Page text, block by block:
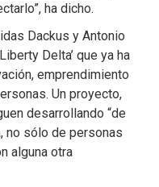
ha dicho.
Dackus y Antonio
Delta’ que ya ha
emprendimiento
Un proyecto,
desarrollando “de
no sólo de personas
alguna otra